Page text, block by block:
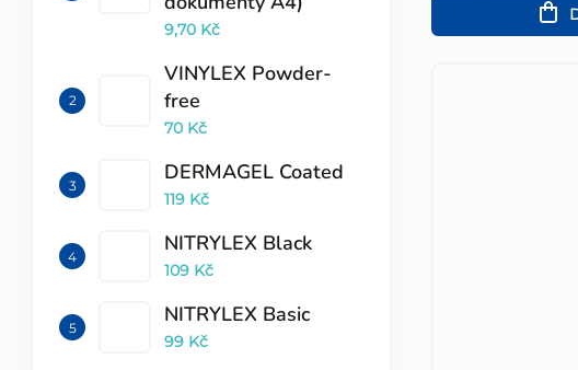
9,70 Kč
VINYLEX Powder-
free
70 Kč
DERMAGEL Coated
119 Kč
NITRYLEX Black
109 Kč
NITRYLEX Basic
99 Kč